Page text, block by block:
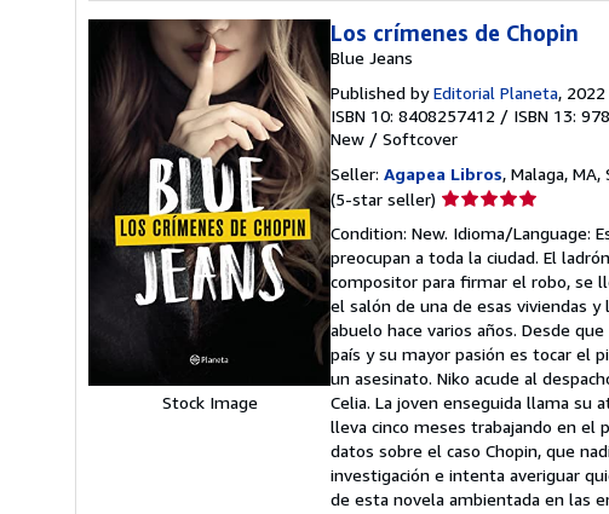
Stock Image
Los crímenes de Chopin
Blue Jeans
Published byEditorial Planeta, 2022
ISBN 10: 8408257412 / ISBN 13:
New / Softcover
Seller: Agapea Libros, Malaga, MA,
(5-star seller) Seller
5
out
of
5
stars
Condition: New. Idioma/Language:
preocupan a toda la ciudad. El
compositor para firmar el robo, se
el salón de una de esas viviendas
abuelo hace varios años. Desde
país y su mayor pasión es tocar el
un asesinato. Niko acude al
Celia. La joven enseguida llama su
lleva cinco meses trabajando en el
datos sobre el caso Chopin, que
investigación e intenta averiguar
de esta novela ambientada en las